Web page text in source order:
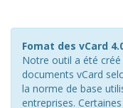
Fomat des vCard
Notre outil a été
documents vCard
la norme de base
entreprises.